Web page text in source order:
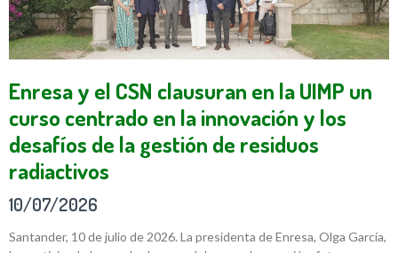
Enresa y el CSN clausuran en la UIMP un
curso centrado en la innovación y los
desafíos de la gestión de residuos
radiactivos
10/07/2026
Santander, 10 de julio de 2026. La presidenta de Enresa, Olga García,